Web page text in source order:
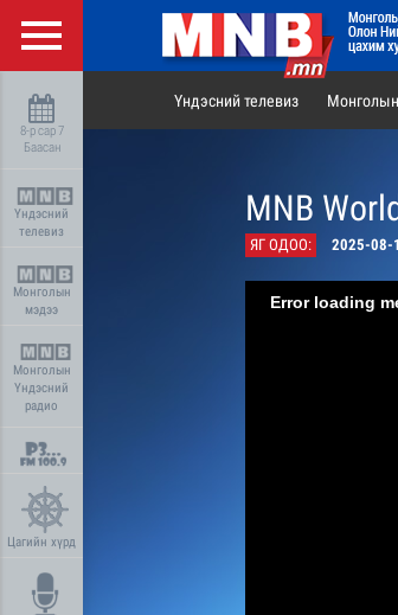
8-р сар 7
Баасан
Үндэсний
телевиз
Монголын
мэдээ
Монголын
Үндэсний
радио
Цагийн хүрд
Үндэсний телевиз
MNB
ЯГ ОДОО: 2025-08-
Error loading